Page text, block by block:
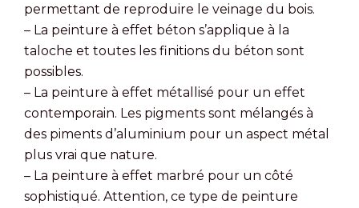
permettant de reproduire le veinage du bois.
– La peinture à effet béton s’applique à la
taloche et toutes les finitions du béton sont
possibles.
– La peinture à effet métallisé pour un effet
contemporain. Les pigments sont mélangés à
des piments d’aluminium pour un aspect métal
plus vrai que nature.
– La peinture à effet marbré pour un côté
sophistiqué. Attention, ce type de peinture